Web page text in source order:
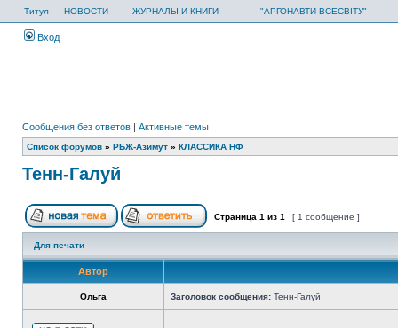
Титул НОВОСТИ ЖУРНАЛЫ И КНИГИ "АРГОНАВТИ ВСЕСВІТУ"
Вход
Сообщения без ответов | Активные темы
Список форумов » РБЖ-Азимут » КЛАССИКА НФ
Тенн-Галуй
Страница 1 из 1 [ 1 сообщение ]
Для печати
Автор
Ольга Заголовок сообщения: Тенн-Галуй